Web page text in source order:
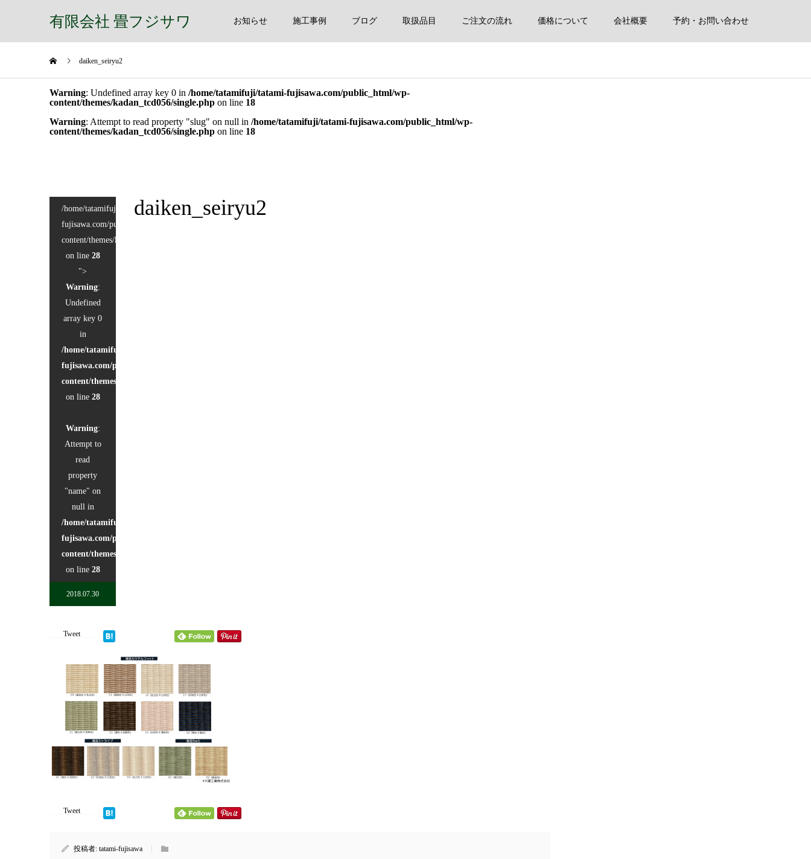
有限会社 畳フジサワ お知らせ 施工事例 ブログ 取扱品目 ご注文の流れ 価格について 会社概要 予約・お問い合わせ
daiken_seiryu2
Warning: Undefined array key 0 in /home/tatamifuji/tatami-fujisawa.com/public_html/wp-
content/themes/kadan_tcd056/single.php on line 18
Warning: Attempt to read property "slug" on null in /home/tatamifuji/tatami-fujisawa.com/public_html/wp-
content/themes/kadan_tcd056/single.php on line 18
/home/tatamifuji/tatami-
fujisawa.com/public_html/wp-
content/themes/kadan_tcd056/single.php
on line 28
">
Warning:
Undefined
array key 0
in
/home/tatamifuji/tatami-
fujisawa.com/public_html/wp-
content/themes/kadan_tcd056/single.php
on line 28
Warning:
Attempt to
read
property
"name" on
null in
/home/tatamifuji/tatami-
fujisawa.com/public_html/wp-
content/themes/kadan_tcd056/single.php
on line 28
2018.07.30
daiken_seiryu2
Tweet
Tweet
投稿者: tatami-fujisawa